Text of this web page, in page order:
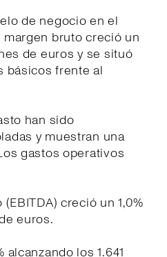
de negocio en el
margen bruto creció un
de euros y se situó
básicos frente al
han sido
y muestran una
gastos operativos
creció un 1,0%
euros.
alcanzando los 1.641